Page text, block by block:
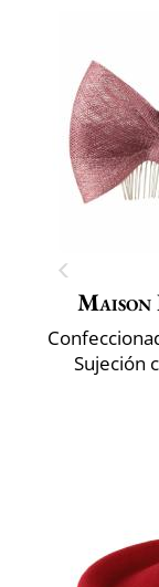
Sujeción